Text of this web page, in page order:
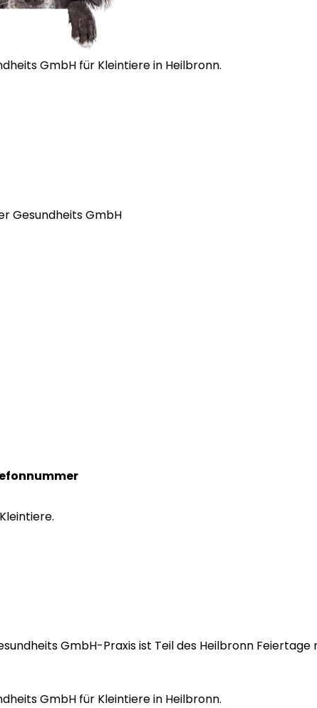
GmbH für Kleintiere in Heilbronn.
Gesundheits GmbH
GmbH-Praxis ist Teil des Heilbronn
GmbH für Kleintiere in Heilbronn.